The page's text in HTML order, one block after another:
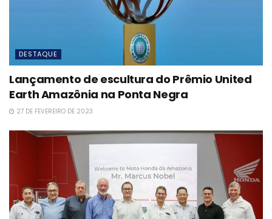
DESTAQUE
Lançamento de escultura do Prêmio United
Earth Amazônia na Ponta Negra
27 DE FEVEREIRO DE 2023